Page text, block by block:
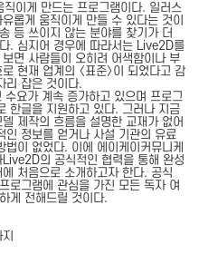
이게 만드는 프로그램이다. 일러스
롭게 움직이게 만들 수 있다는 것이
등 쓰이지 않는 분야를 찾기가 더
. 심지어 경우에 따라서는 Live2D를
면 사람들이 오히려 어색함이나 부
현재 업계의 〈표준〉이 되었다고 감
리 잡은 것이다.
요가 계속 증가하고 있으며 프로그
한글을 지원하고 있다. 그러나 지금
제작의 흐름을 설명한 교재가 없어
인 정보를 얻거나 사설 기관의 유료
이 없었다. 이에 에이케이커뮤니케
의 공식적인 협력을 통해 완성
처음으로 소개하고자 한다. 공식
로그램에 관심을 가진 모든 독자 여
게 전해드릴 것이다.